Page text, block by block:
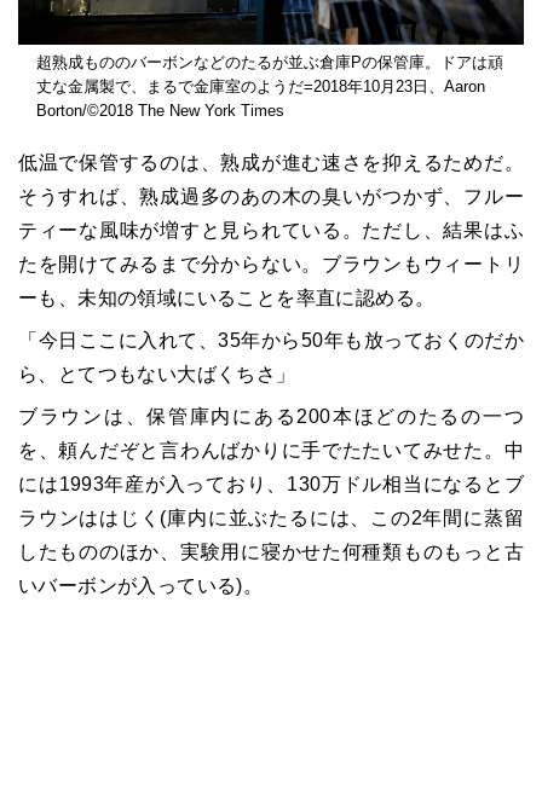
超熟成もののバーボンなどのたるが並ぶ倉庫Pの保管庫。ドアは頑
丈な金属製で、まるで金庫室のようだ=2018年10月23日、Aaron
Borton/©2018 The New York Times
低温で保管するのは、熟成が進む速さを抑えるためだ。
そうすれば、熟成過多のあの木の臭いがつかず、フルー
ティーな風味が増すと見られている。ただし、結果はふ
たを開けてみるまで分からない。ブラウンもウィートリ
ーも、未知の領域にいることを率直に認める。
「今日ここに入れて、35年から50年も放っておくのだか
ら、とてつもない大ばくちさ」
ブラウンは、保管庫内にある200本ほどのたるの一つ
を、頼んだぞと言わんばかりに手でたたいてみせた。中
には1993年産が入っており、130万ドル相当になるとブ
ラウンははじく(庫内に並ぶたるには、この2年間に蒸留
したもののほか、実験用に寝かせた何種類ものもっと古
いバーボンが入っている)。